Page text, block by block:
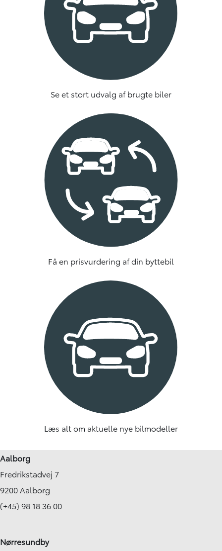
Se et stort udvalg af brugte biler
Få en prisvurdering af din byttebil
Læs alt om aktuelle nye bilmodeller
Aalborg
Fredrikstadvej 7
9200 Aalborg
(+45) 98 18 36 00
Nørresundby